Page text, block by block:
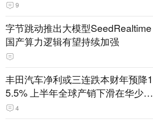
9
字节跳动推出大模型SeedRealtime
国产算力逻辑有望持续加强
丰田汽车净利或三连跌本财年预降1
5.5% 上半年全球产销下滑在华少卖
14.3万辆
4